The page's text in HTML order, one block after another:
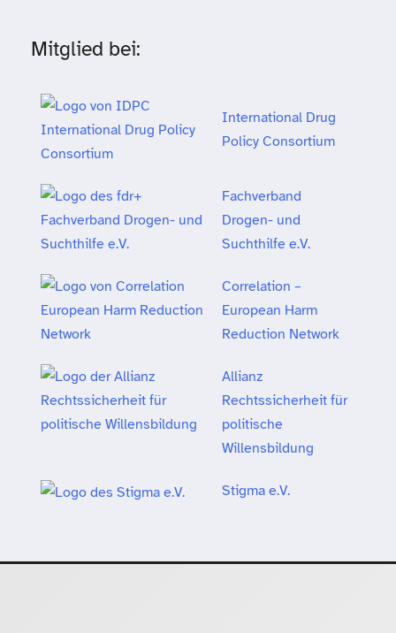
Mitglied bei:
International Drug
Policy Consortium
Fachverband
Drogen- und
Suchthilfe e.V.
Correlation –
European Harm
Reduction Network
Allianz
Rechtssicherheit für
politische
Willensbildung
Stigma e.V.